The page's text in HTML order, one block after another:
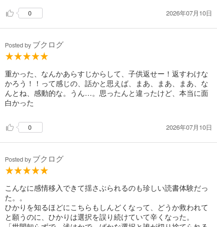
​非常に切ないお話ではありますが、それゆえに家族のあり方や
大切さを深く考えさせられる、素晴らしい一冊です。
0 2026年07月10日
Posted by ブクログ
重かった、なんかあらすじからして、子供返せー！返すわけな
かろう！！って感じの、話かと思えば、まあ、まあ、まあ、な
んとね、感動的な。うん…。思ったんと違ったけど、本当に面
白かった
0 2026年07月10日
Posted by ブクログ
こんなに感情移入できて揺さぶられるのも珍しい読書体験だっ
た。。
ひかりを知るほどにこちらもしんどくなって、どうか救われて
と願うのに、ひかりは選択を誤り続けていて辛くなった。